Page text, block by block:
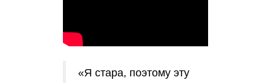
«Я стара, поэтому эту